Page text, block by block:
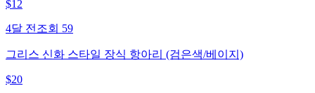
$12
4달 전 조회 59
그리스 신화 스타일 장식 항아리 (검은색/베이지)
$20